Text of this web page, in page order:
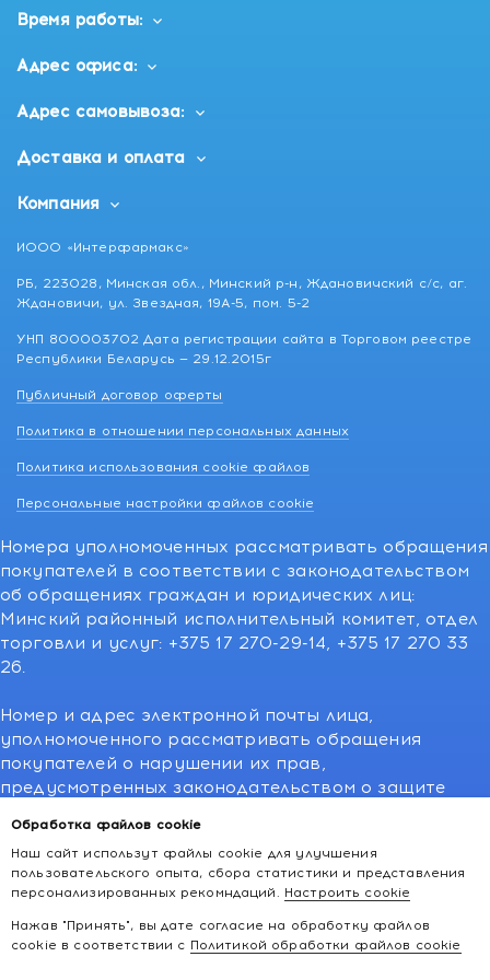
Обработка файлов cookie
Наш сайт использут файлы cookie для улучшения
пользовательского опыта, сбора статистики и представления
персонализированных рекомндаций. Настроить cookie
Нажав "Принять", вы дате согласие на обработку файлов
cookie в соответствии с Политикой обработки файлов cookie
Время работы:
Адрес офиса:
Адрес самовывоза:
Доставка и оплата
Компания
ИООО «Интерфармакс»
РБ, 223028, Минская обл., Минский р-н, Ждановичский с/с, аг.
Ждановичи, ул. Звездная, 19А-5, пом. 5-2
УНП 800003702 Дата регистрации сайта в Торговом реестре
Республики Беларусь — 29.12.2015г
Публичный договор оферты
Политика в отношении персональных данных
Политика использования cookie файлов
Персональные настройки файлов cookie
Номера уполномоченных рассматривать обращения
покупателей в соответствии с законодательством
об обращениях граждан и юридических лиц:
Минский районный исполнительный комитет, отдел
торговли и услуг: +375 17 270-29-14, +375 17 270 33
26.
Номер и адрес электронной почты лица,
уполномоченного рассматривать обращения
покупателей о нарушении их прав,
предусмотренных законодательством о защите
операторов), info@kakvapteke.by